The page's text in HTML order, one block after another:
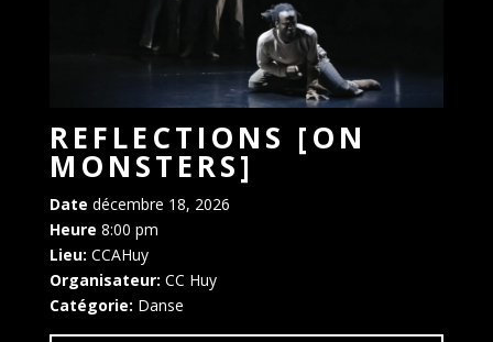
REFLECTIONS [ON
MONSTERS]
Date décembre 18, 2026
Heure 8:00 pm
Lieu: CCAHuy
Organisateur: CC Huy
Catégorie: Danse